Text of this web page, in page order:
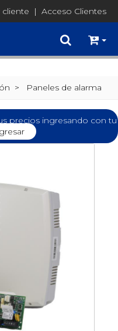
cliente | Acceso Clientes
> Paneles de alarma
precios ingresando con tu